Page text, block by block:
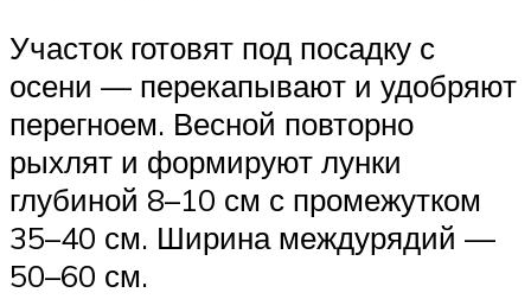
Участок готовят под посадку с
осени — перекапывают и удобряют
перегноем. Весной повторно
рыхлят и формируют лунки
глубиной 8–10 см с промежутком
35–40 см. Ширина междурядий —
50–60 см.